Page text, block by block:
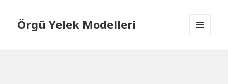
Örgü Yelek Modelleri